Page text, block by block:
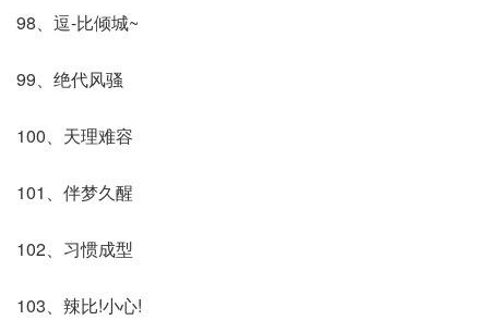
98、逗-比倾城~
99、绝代风骚
100、天理难容
101、伴梦久醒
102、习惯成型
103、辣比!小心!